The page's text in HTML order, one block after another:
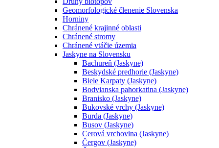
Geomorfologické členenie Slovenska
Horniny
Chránené krajinné oblasti
Chránené stromy
Chránené vtáčie územia
Jaskyne na Slovensku
Bachureň (Jaskyne)
Beskydské predhorie (Jaskyne)
Biele Karpaty (Jaskyne)
Bodvianska pahorkatina (Jaskyne)
Branisko (Jaskyne)
Bukovské vrchy (Jaskyne)
Burda (Jaskyne)
Busov (Jaskyne)
Cerová vrchovina (Jaskyne)
Čergov (Jaskyne)